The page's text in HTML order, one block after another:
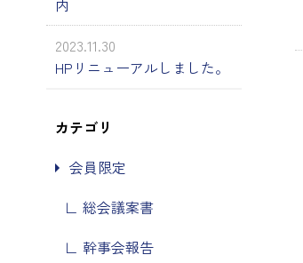
内
2023.11.30
HPリニューアルしました。
カテゴリ
会員限定
総会議案書
幹事会報告